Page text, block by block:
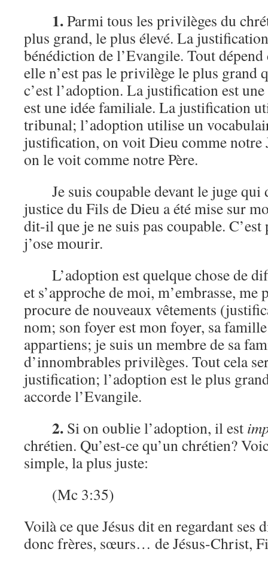
1.Parmi tous les privilèges du
plus grand, le plus élevé. La
bénédiction de l’Evangile. Tout
elle n’est pas le privilège le plus grand
c’est l’adoption. La justification est
est une idée familiale. La justification
tribunal; l’adoption utilise un
justification, on voit Dieu comme notre
on le voit comme notre Père.
Je suis coupable devant le juge
justice du Fils de Dieu a été mise sur
dit-il que je ne suis pas coupable.
j’ose mourir.
L’adoption est quelque chose de
et s’approche de moi, m’embrasse, me
procure de nouveaux vêtements
nom; son foyer est mon foyer, sa
appartiens; je suis un membre de sa
d’innombrables privilèges. Tout cela
justification; l’adoption est le plus
accorde l’Evangile.
2. Si on oublie l’adoption, il est
chrétien. Qu’est-ce qu’un chrétien?
simple, la plus juste:
(Mc 3:35)
Voilà ce que Jésus dit en regardant ses
donc frères, sœurs… de Jésus-Christ,